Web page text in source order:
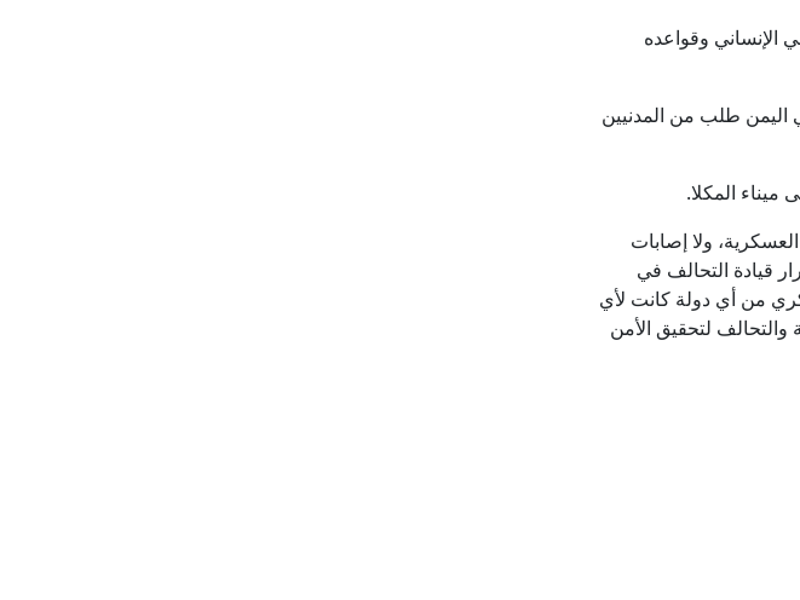
الإنساني وقواعده
اليمن طلب من المدنيين
المكلا.
العسكرية، ولا إصابات
قيادة التحالف في
من أي دولة كانت لأي
لتحقيق الأمن